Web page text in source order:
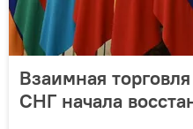
Взаимная
СНГ начала